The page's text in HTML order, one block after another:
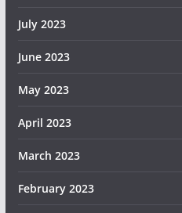
July 2023
June 2023
May 2023
April 2023
March 2023
February 2023